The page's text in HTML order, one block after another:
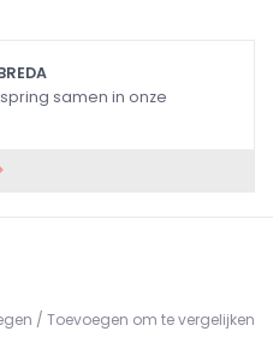
samen in onze
/ Toevoegen om te vergelijken